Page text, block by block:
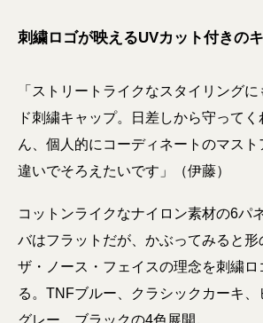
刺繍ロゴが映えるUVカット付きの
「ストリートライクなスタイリング
ド刺繍キャップ。日差しから守って
ん、個人的にコーディネートのマス
違いでそろえたいです」（伊藤）
コットンライクなナイロン素材の6パ
バはフラットだが、かぶってみると形
ザ・ノース・フェイスの理念を刺繍ロ
る。TNFブルー、クラシックカーキ、